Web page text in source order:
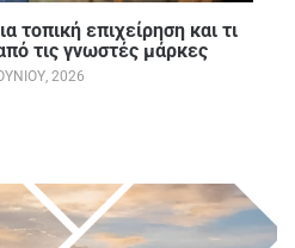
τοπική επιχείρηση και τι
τις γνωστές μάρκες
2026